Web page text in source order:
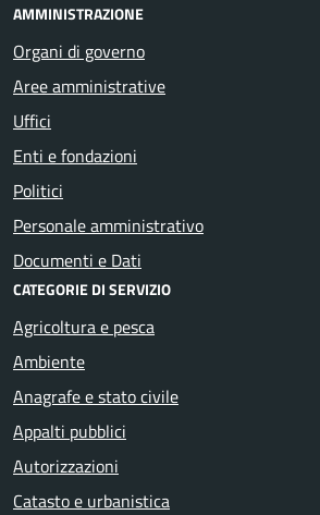
AMMINISTRAZIONE
Organi di governo
Aree amministrative
Uffici
Enti e fondazioni
Politici
Personale amministrativo
Documenti e Dati
CATEGORIE DI SERVIZIO
Agricoltura e pesca
Ambiente
Anagrafe e stato civile
Appalti pubblici
Autorizzazioni
Catasto e urbanistica